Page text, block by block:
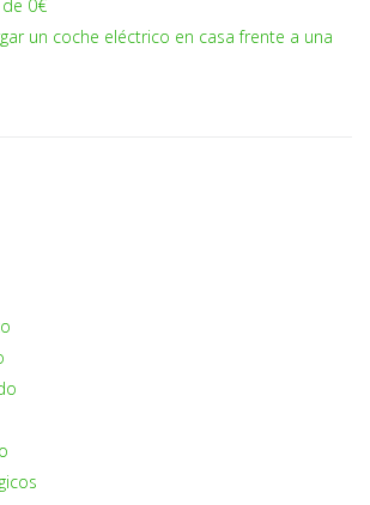
0€
un coche eléctrico en casa frente a una